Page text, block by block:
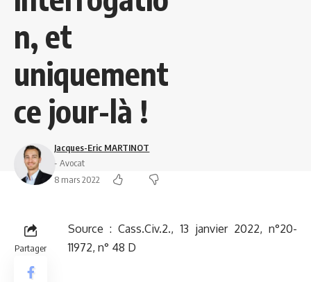
n, et
uniquement
ce jour-là !
Jacques-Eric MARTINOT
- Avocat
8 mars 2022
Partager
Source :Cass.Civ.2., 13 janvier 2022, n°20-
11972, n° 48 D